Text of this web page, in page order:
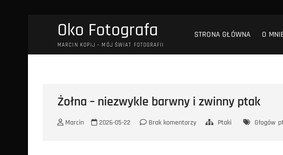
Oko Fotografa
MARCIN KOPIJ – MÓJ ŚWIAT FOTOGRAFII
STRONA GŁÓWNA O
Żołna – niezwykle barwny i zwinny ptak
Marcin 2026-05-22 Brak komentarzy Ptaki Głogów